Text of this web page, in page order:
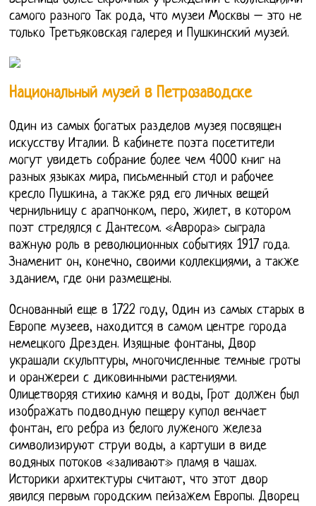
самого разного Так рода, что музеи Москвы – это не
только Третьяковская галерея и Пушкинский музей.
Национальный музей в Петрозаводске
Один из самых богатых разделов музея посвящен
искусству Италии. В кабинете поэта посетители
могут увидеть собрание более чем 4000 книг на
разных языках мира, письменный стол и рабочее
кресло Пушкина, а также ряд его личных вещей
чернильницу с арапчонком, перо, жилет, в котором
поэт стрелялся с Дантесом. «Аврора» сыграла
важную роль в революционных событиях 1917 года.
Знаменит он, конечно, своими коллекциями, а также
зданием, где они размещены.
Основанный еще в 1722 году, Один из самых старых в
Европе музеев, находится в самом центре города
немецкого Дрезден. Изящные фонтаны, Двор
украшали скульптуры, многочисленные темные гроты
и оранжереи с диковинными растениями.
Олицетворяя стихию камня и воды, Грот должен был
изображать подводную пещеру купол венчает
фонтан, его ребра из белого луженого железа
символизируют струи воды, а картуши в виде
водяных потоков «заливают» пламя в чашах.
Историки архитектуры считают, что этот двор
явился первым городским пейзажем Европы. Дворец